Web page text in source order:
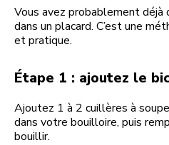
Vous avez probablement déjà
dans un placard. C’est une
et pratique.
Étape 1 : ajoutez le
Ajoutez 1 à 2 cuillères à
dans votre bouilloire, puis
bouillir.